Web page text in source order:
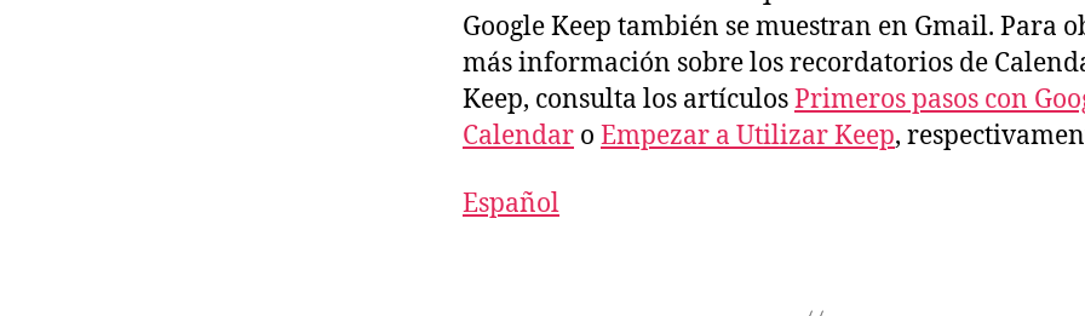
Google Keep también se muestran en Gmail. Para
más información sobre los recordatorios de
Keep, consulta los artículosPrimeros pasos con
Calendar o Empezar a Utilizar Keep,
Español